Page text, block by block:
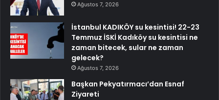
Ağustos 7, 2026
İstanbul KADIKÖY su kesintisi! 22-23
Temmuz İSKİ Kadıköy su kesintisi ne
zaman bitecek, sular ne zaman
gelecek?
Ağustos 7, 2026
Başkan Pekyatırmacı’dan Esnaf
Ziyareti